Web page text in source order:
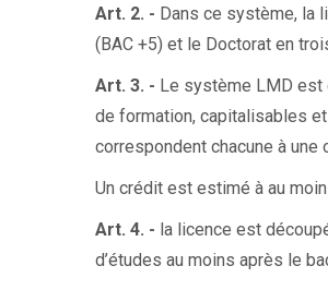
Art. 2. - Dans ce système, la
(BAC +5) et le Doctorat en
Art. 3. - Le système LMD
de formation, capitalisables
correspondent chacune à
Un crédit est estimé à au
Art. 4. - la licence est
d’études au moins après le